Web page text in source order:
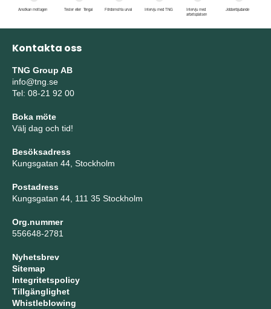
Kontakta oss
TNG Group AB
info@tng.se
Tel: 08-21 92 00
Boka möte
Välj dag och tid!
Besöksadress
Kungsgatan 44, Stockholm
Postadress
Kungsgatan 44, 111 35 Stockholm
Org.nummer
556648-2781
Nyhetsbrev
Sitemap
Integritetspolicy
Tillgänglighet
Whistleblowing